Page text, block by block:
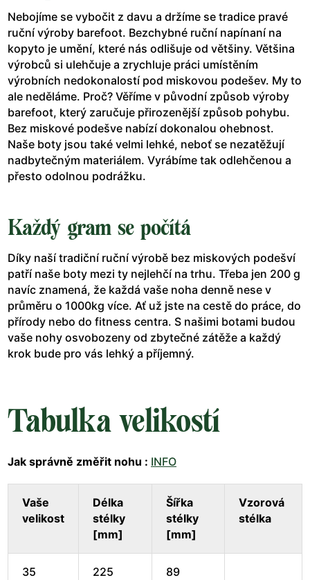
Nebojíme se vybočit z davu a držíme se tradice pravé
ruční výroby barefoot. Bezchybné ruční napínaní na
kopyto je umění, které nás odlišuje od většiny. Většina
výrobců si ulehčuje a zrychluje práci umístěním
výrobních nedokonalostí pod miskovou podešev. My to
ale neděláme. Proč? Věříme v původní způsob výroby
barefoot, který zaručuje přirozenější způsob pohybu.
Bez miskové podešve nabízí dokonalou ohebnost.
Naše boty jsou také velmi lehké, neboť se nezatěžují
nadbytečným materiálem. Vyrábíme tak odlehčenou a
přesto odolnou podrážku.
Každý gram se počítá
Díky naší tradiční ruční výrobě bez miskových podešví
patří naše boty mezi ty nejlehčí na trhu. Třeba jen 200 g
navíc znamená, že každá vaše noha denně nese v
průměru o 1000kg více. Ať už jste na cestě do práce, do
přírody nebo do fitness centra. S našimi botami budou
vaše nohy osvobozeny od zbytečné zátěže a každý
krok bude pro vás lehký a příjemný.
Tabulka velikostí
Jak správně změřit nohu : INFO
Vaše
velikost
Délka
stélky
[mm]
Šířka
stélky
[mm]
Vzorová
stélka
35 225 89